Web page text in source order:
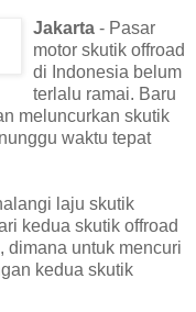
Jakarta - Pasar
motor skutik offroad
di Indonesia belum
terlalu ramai. Baru
meluncurkan skutik
waktu tepat
laju skutik
kedua skutik offroad
dimana untuk mencuri
kedua skutik